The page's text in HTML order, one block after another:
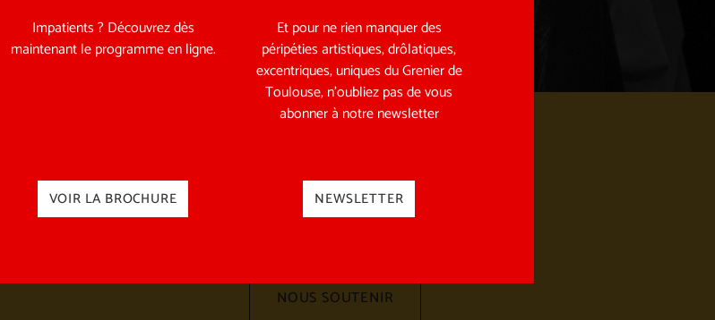
sur les réseaux sociaux !
NOUS SOUTENIR
Impatients ? Découvrez dès
maintenant le programme en ligne.
VOIR LA BROCHURE
Et pour ne rien manquer des
péripéties artistiques, drôlatiques,
excentriques, uniques du Grenier de
Toulouse, n’oubliez pas de vous
abonner à notre newsletter
NEWSLETTER